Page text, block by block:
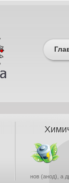
нов (анод), а